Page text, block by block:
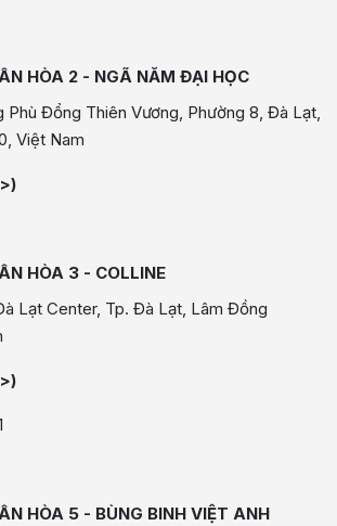
HÒA 2 - NGÃ NĂM ĐẠI HỌC
Phù Đổng Thiên Vương, Phường 8, Đà Lạt,
Việt Nam
HÒA 3 - COLLINE
Lạt Center, Tp. Đà Lạt, Lâm Đồng
HÒA 5 - BÙNG BINH VIỆT ANH